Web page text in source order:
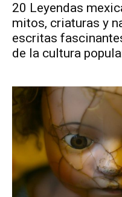
20 Leyendas
mitos, criaturas y
escritas
de la cultura